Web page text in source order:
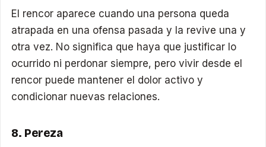
El rencor aparece cuando una persona queda
atrapada en una ofensa pasada y la revive una y
otra vez. No significa que haya que justificar lo
ocurrido ni perdonar siempre, pero vivir desde el
rencor puede mantener el dolor activo y
condicionar nuevas relaciones.
8. Pereza